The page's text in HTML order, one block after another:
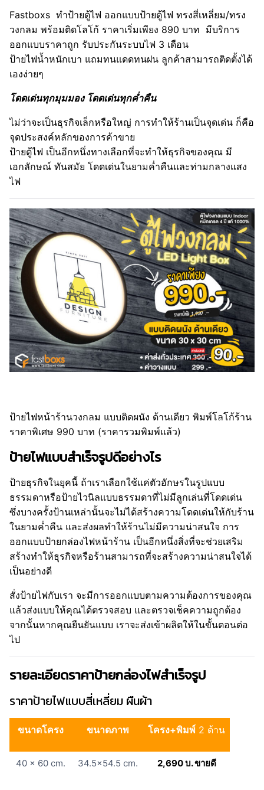
Fastboxs ทำป้ายตู้ไฟ ออกแบบป้ายตู้ไฟ ทรงสี่เหลี่ยม/ทรง
วงกลม พร้อมติดโลโก้ ราคาเริ่มเพียง 890 บาท มีบริการ
ออกแบบราคาถูก รับประกันระบบไฟ 3 เดือน
ป้ายไฟน้ำหนักเบา แถมทนแดดทนฝน ลูกค้าสามารถติดตั้งได้
เองง่ายๆ
โดดเด่นทุกมุมมอง โดดเด่นทุกค่ำคืน
ไม่ว่าจะเป็นธุรกิจเล็กหรือใหญ่ การทำให้ร้านเป็นจุดเด่น ก็คือ
จุดประสงค์หลักของการค้าขาย
ป้ายตู้ไฟ เป็นอีกหนึ่งทางเลือกที่จะทำให้ธุรกิจของคุณ มี
เอกลักษณ์ ทันสมัย โดดเด่นในยามค่ำคืนและท่ามกลางแสง
ไฟ
ป้ายไฟหน้าร้านวงกลม แบบติดผนัง ด้านเดียว พิมพ์โลโก้ร้าน
ราคาพิเศษ 990 บาท (ราคารวมพิมพ์แล้ว)
ป้ายไฟแบบสำเร็จรูปดีอย่างไร
ป้ายธุรกิจในยุคนี้ ถ้าเราเลือกใช้แค่ตัวอักษรในรูปแบบ
ธรรมดาหรือป้ายไวนิลแบบธรรมดาที่ไม่มีลูกเล่นที่โดดเด่น
ซึ่งบางครั้งป้านเหล่านั้นจะไม่ได้สร้างความโดดเด่นให้กับร้าน
ในยามค่ำคืน และส่งผลทำให้ร้านไม่มีความน่าสนใจ การ
ออกแบบป้ายกล่องไฟหน้าร้าน เป็นอีกหนึ่งสิ่งที่จะช่วยเสริม
สร้างทำให้ธุรกิจหรือร้านสามารถที่จะสร้างความน่าสนใจได้
เป็นอย่างดี
สั่งป้ายไฟกับเรา จะมีการออกแบบตามความต้องการของคุณ
แล้วส่งแบบให้คุณได้ตรวจสอบ และตรวจเช็คความถูกต้อง
จากนั้นหากคุณยืนยันแบบ เราจะส่งเข้าผลิตให้ในขั้นตอนต่อ
ไป
รายละเอียดราคาป้ายกล่องไฟสำเร็จรูป
ราคาป้ายไฟแบบสี่เหลี่ยม ผืนผ้า
ขนาดโครง ขนาดภาพ โครง+พิมพ์ 2 ด้าน
40 x 60 cm. 34.5×54.5 cm. 2,690 บ. ขายดี